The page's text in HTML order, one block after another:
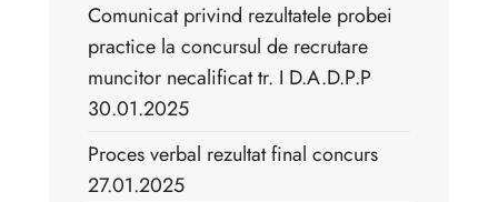
Comunicat privind rezultatele probei
practice la concursul de recrutare
muncitor necalificat tr. I D.A.D.P.P
30.01.2025
Proces verbal rezultat final concurs
27.01.2025